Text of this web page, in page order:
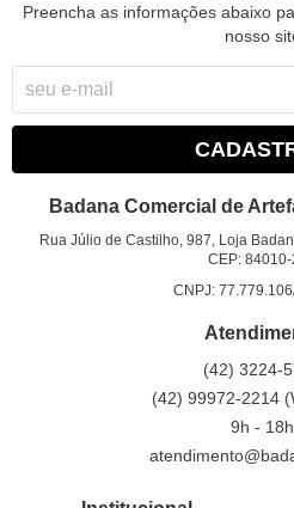
Preencha as informações abaixo
nosso
Badana Comercial de
Rua Júlio de Castilho, 987, Loja
CEP:
CNPJ:
(42) 3224-
(42) 99972-2214
9h - 18h